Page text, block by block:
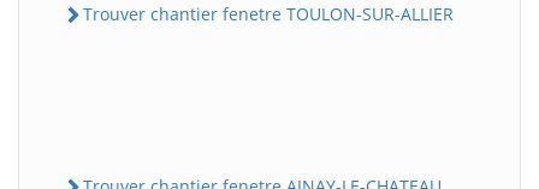
Trouver chantier fenetre TOULON-SUR-ALLIER